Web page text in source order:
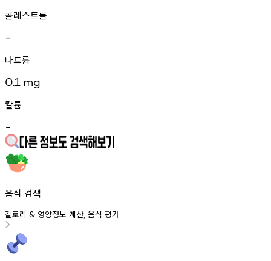
콜레스트롤
-
나트륨
0.1 mg
칼륨
-
음식 검색
칼로리 & 영양정보 계산, 음식 평가